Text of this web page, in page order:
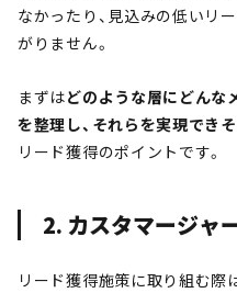
なかったり、見込みの低いリ
がりません。
まずはどのような層にどんな
を整理し、それらを実現でき
リード獲得のポイントです。
2. カスタマージャ
リード獲得施策に取り組む際